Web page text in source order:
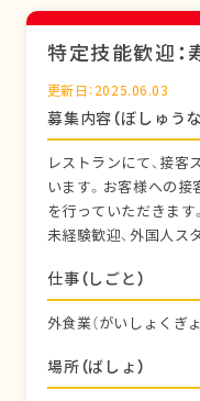
特定技能歓迎：
更新日：2025.06.03
募集内容（ぼしゅう
レストランにて、接
います。お客様への接
を行っていただきます
未経験歓迎、外国人ス
仕事（しごと）
外食業（がいしょくぎょ
場所（ばしょ）